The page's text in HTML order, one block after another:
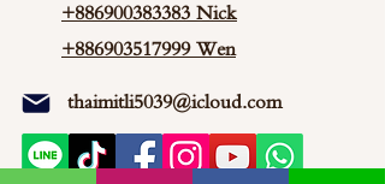
+886900383383 Nick
+886903517999 Wen
thaimitli5039@icloud.com